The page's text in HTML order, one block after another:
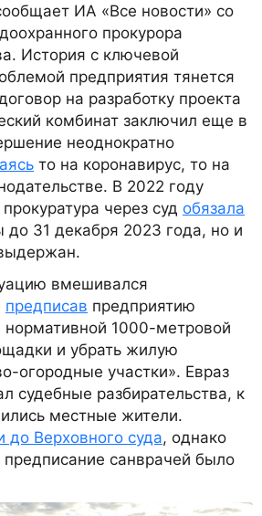
ИА «Все новости» со
прокурора
История с ключевой
предприятия тянется
на разработку проекта
комбинат заключил еще в
неоднократно
то на коронавирус, то на
В 2022 году
через суд обязала
до 31 декабря 2023 года, но и
вмешивался
предписав предприятию
1000-метровой
и убрать жилую
огородные участки». Евраз
судебные разбирательства, к
местные жители.
до Верховного суда, однако
предписание санврачей было